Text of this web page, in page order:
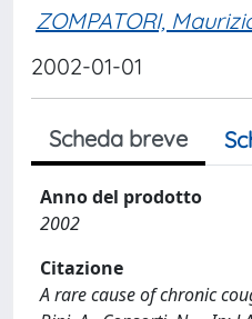
ZOMPATORI,
2002-01-01
Scheda breve
Anno del prodotto
2002
Citazione
A rare cause of chronic